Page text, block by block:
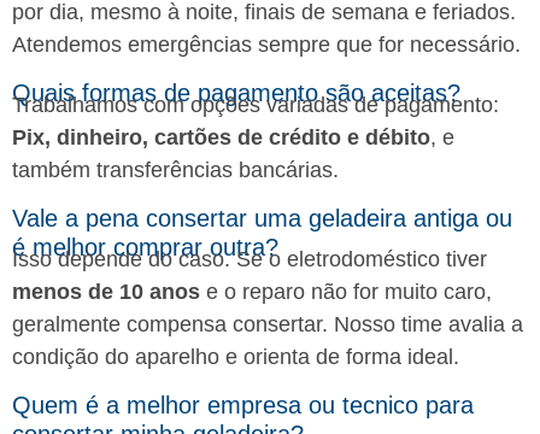
por dia, mesmo à noite, finais de semana e feriados.
Atendemos emergências sempre que for necessário.
Quais formas de pagamento são aceitas?
Trabalhamos com opções variadas de pagamento:
Pix, dinheiro, cartões de crédito e débito, e
também transferências bancárias.
Vale a pena consertar uma geladeira antiga ou
é melhor comprar outra?
Isso depende do caso. Se o eletrodoméstico tiver
menos de 10 anos e o reparo não for muito caro,
geralmente compensa consertar. Nosso time avalia a
condição do aparelho e orienta de forma ideal.
Quem é a melhor empresa ou tecnico para